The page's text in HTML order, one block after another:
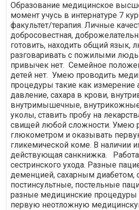
Образование медицинское
момент учусь в интернатуре 7
факультет/терапия. Личные
добросовестная,
готовить, находить общий язык,
разговаривать с пожилыми
привычек нет. Семейное
детей нет. Умею проводить
процедуры такие как измерение
давление, сахара в крови,
внутримышечные,
уколы, ставить пробу на
свищей любой сложности. Умею
глюкометром и оказывать
гликемической коме. В наличии
действующая санкнижка.
сестринского ухода. Разные
деменцией, сахарным диабетом,
постинсультные, постельные
разные медицинские процедуры
первую неотложную